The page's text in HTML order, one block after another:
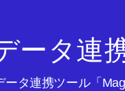
ータ連
タ連携ツール「